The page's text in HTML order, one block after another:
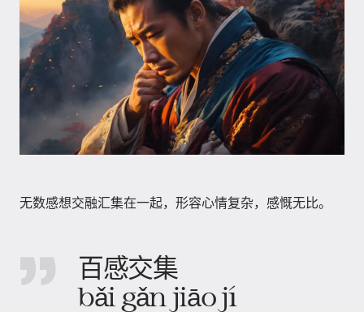
无数感想交融汇集在一起，形容心情复杂，感慨无比。
百感交集
bǎi gǎn jiāo jí